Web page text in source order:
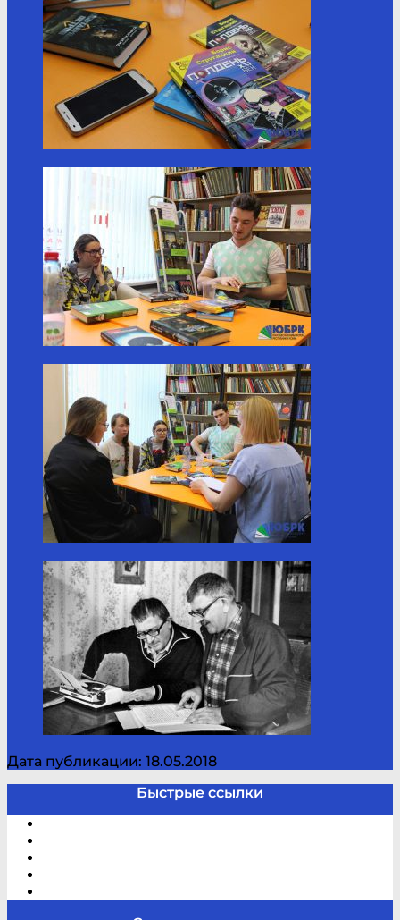
Дата публикации: 18.05.2018
Быстрые ссылки